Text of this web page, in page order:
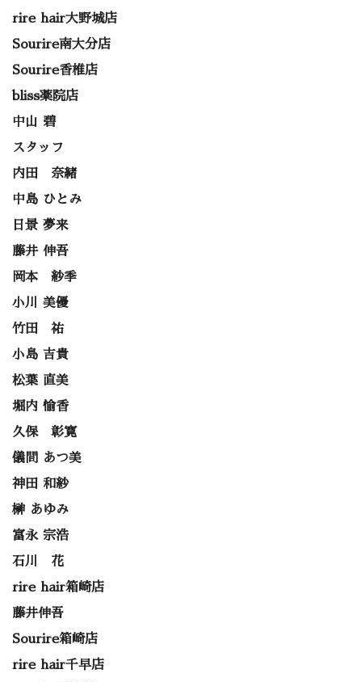
rire hair大野城店
Sourire南大分店
Sourire香椎店
bliss薬院店
中山 碧
スタッフ
内田 奈緒
中島 ひとみ
日景 夢来
藤井 伸吾
岡本 紗季
小川 美優
竹田 祐
小島 吉貴
松葉 直美
堀内 愉香
久保 彰寛
儀間 あつ美
神田 和紗
榊 あゆみ
富永 宗浩
石川 花
rire hair箱崎店
藤井伸吾
Sourire箱崎店
rire hair千早店